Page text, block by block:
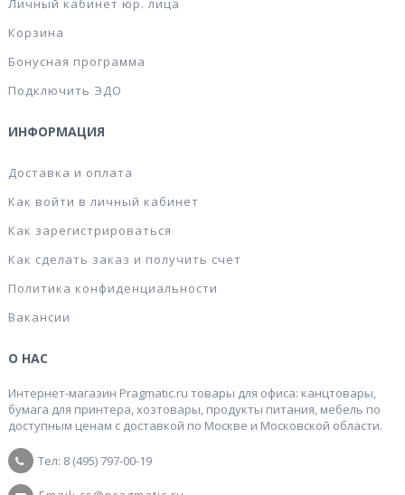
Личный кабинет юр. лица
Корзина
Бонусная программа
Подключить ЭДО
ИНФОРМАЦИЯ
Доставка и оплата
Как войти в личный кабинет
Как зарегистрироваться
Как сделать заказ и получить счет
Политика конфиденциальности
Вакансии
О НАС
Интернет-магазин Pragmatic.ru товары для офиса: канцтовары,
бумага для принтера, хозтовары, продукты питания, мебель по
доступным ценам с доставкой по Москве и Московской области.
Тел: 8 (495) 797-00-19